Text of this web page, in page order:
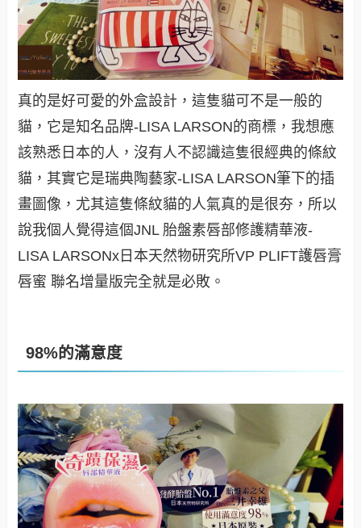
真的是好可愛的外盒設計，這隻貓可不是一般的
貓，它是知名品牌-LISA LARSON的商標，我想應
該熟悉日本的人，沒有人不認識這隻很經典的條紋
貓，其實它是瑞典陶藝家-LISA LARSON筆下的插
畫圖像，尤其這隻條紋貓的人氣真的是很夯，所以
說我個人覺得這個JNL 胎盤素唇部修護精華液-
LISA LARSONx日本天然物研究所VP PLIFT護唇膏
唇蜜 聯名增量版完全就是必敗。
98%的滿意度